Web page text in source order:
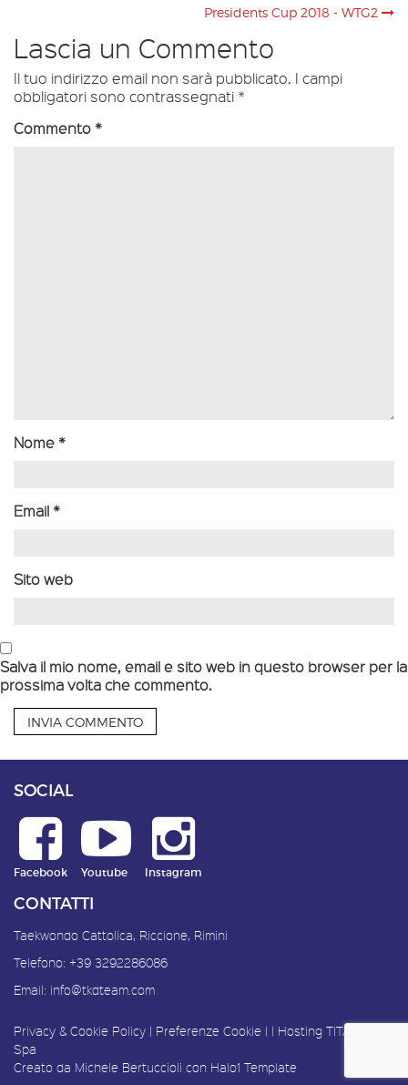
Presidents Cup 2018 - WTG2
Lascia un Commento
Il tuo indirizzo email non sarà pubblicato. I campi
obbligatori sono contrassegnati *
Commento*
Nome*
Email*
Sito web
Salva il mio nome, email e sito web in questo browser per la
prossima volta che commento.
SOCIAL
Facebook Youtube Instagram
CONTATTI
Taekwondo Cattolica, Riccione, Rimini
Telefono: +39 3292286086
Email: info@tkdteam.com
Privacy & Cookie Policy | Preferenze Cookie | | Hosting TITANKA!
Spa
Creato da Michele Bertuccioli con Halo1 Template